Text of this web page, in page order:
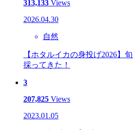
313,133 Views
2026.04.30
自然
【ホタルイカの身投げ2026】
採ってきた！
3
207,825 Views
2023.01.05